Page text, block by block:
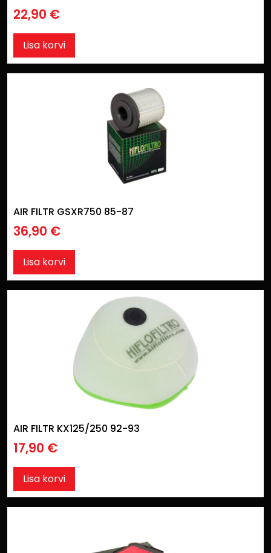
22,90 €
Lisa korvi
AIR FILTR GSXR750 85-87
36,90 €
Lisa korvi
AIR FILTR KX125/250 92-93
17,90 €
Lisa korvi